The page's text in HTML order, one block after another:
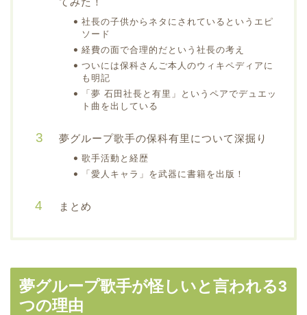
社長の子供からネタにされているというエピ
ソード
経費の面で合理的だという社長の考え
ついには保科さんご本人のウィキペディアに
も明記
「夢 石田社長と有里」というペアでデュエッ
ト曲を出している
夢グループ歌手の保科有里について深掘り
歌手活動と経歴
「愛人キャラ」を武器に書籍を出版！
まとめ
夢グループ歌手が怪しいと言われる3
つの理由